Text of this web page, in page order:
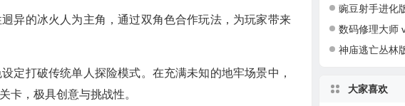
异的冰火人为主角，通过双角色合作玩法，为玩家带来
定打破传统单人探险模式。在充满未知的地牢场景中，
卡，极具创意与挑战性。
豌豆射手进化
数码修理大师
神庙逃亡丛林
大家喜欢